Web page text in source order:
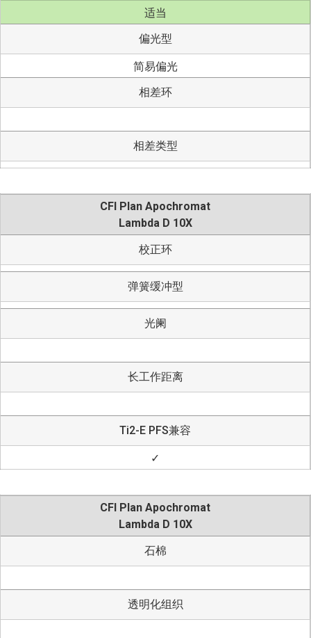
适当
偏光型
简易偏光
相差环
相差类型
CFI Plan Apochromat
Lambda D 10X
校正环
弹簧缓冲型
光阑
长工作距离
Ti2-E PFS兼容
✓
CFI Plan Apochromat
Lambda D 10X
石棉
透明化组织